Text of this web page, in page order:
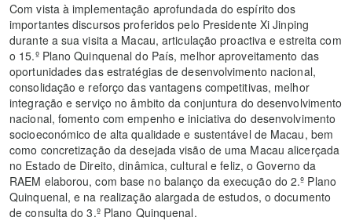
Com vista à implementação aprofundada do espírito dos
importantes discursos proferidos pelo Presidente Xi Jinping
durante a sua visita a Macau, articulação proactiva e estreita com
o 15.º Plano Quinquenal do País, melhor aproveitamento das
oportunidades das estratégias de desenvolvimento nacional,
consolidação e reforço das vantagens competitivas, melhor
integração e serviço no âmbito da conjuntura do desenvolvimento
nacional, fomento com empenho e iniciativa do desenvolvimento
socioeconómico de alta qualidade e sustentável de Macau, bem
como concretização da desejada visão de uma Macau alicerçada
no Estado de Direito, dinâmica, cultural e feliz, o Governo da
RAEM elaborou, com base no balanço da execução do 2.º Plano
Quinquenal, e na realização alargada de estudos, o documento
de consulta do 3.º Plano Quinquenal.